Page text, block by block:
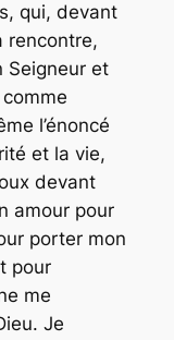
qui, devant
rencontre,
Seigneur et
l’énoncé
et la vie,
devant
amour pour
porter mon
pour
me
Je